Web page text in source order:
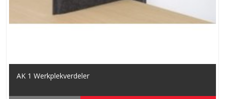
AK 1 Werkplekverdeler